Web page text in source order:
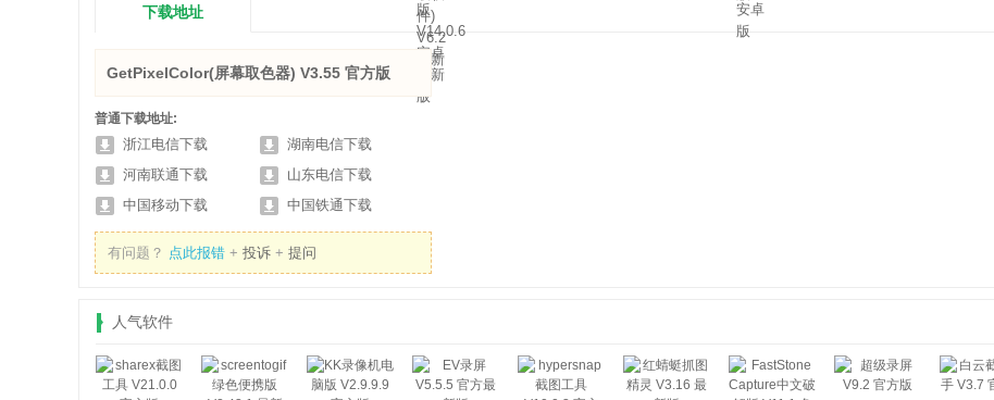
下载地址
GetPixelColor(屏幕取色器) V3.55 官方版
普通下载地址:
浙江电信下载
湖南电信下载
河南联通下载
山东电信下载
中国移动下载
中国铁通下载
有问题？ 点此报错 + 投诉 + 提问
人气软件